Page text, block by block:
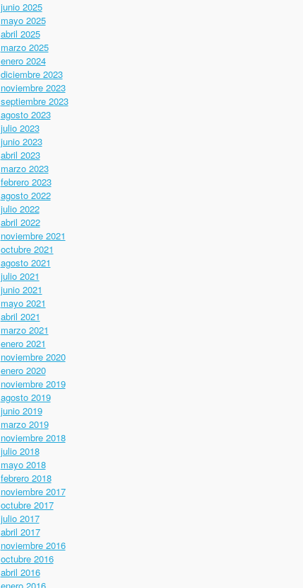
junio 2025
mayo 2025
abril 2025
marzo 2025
enero 2024
diciembre 2023
noviembre 2023
septiembre 2023
agosto 2023
julio 2023
junio 2023
abril 2023
marzo 2023
febrero 2023
agosto 2022
julio 2022
abril 2022
noviembre 2021
octubre 2021
agosto 2021
julio 2021
junio 2021
mayo 2021
abril 2021
marzo 2021
enero 2021
noviembre 2020
enero 2020
noviembre 2019
agosto 2019
junio 2019
marzo 2019
noviembre 2018
julio 2018
mayo 2018
febrero 2018
noviembre 2017
octubre 2017
julio 2017
abril 2017
noviembre 2016
octubre 2016
abril 2016
enero 2016